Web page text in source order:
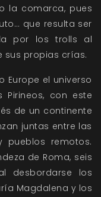
la comarca, pues
que resulta ser
por los trolls al
sus propias crías.
Europe el universo
con este
de un continente
juntas entre las
pueblos remotos.
de Roma, seis
desbordarse los
Magdalena y los